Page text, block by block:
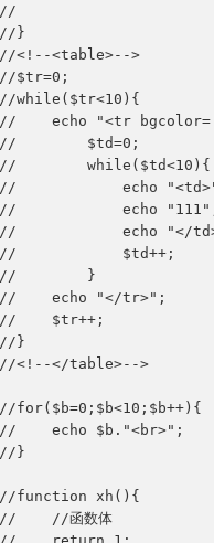
//
//}
//<!--<table>-->
//$tr=0;
//while($tr<10){
//    echo "<tr
//        $td=0;
//        while($td<10){
//            echo
//            echo
//            echo "</
//            $td++;
//        }
//    echo "</tr>";
//    $tr++;
//}
//<!--</table>-->
//for($b=0;$b<10;$b++){
//    echo $b."<br>";
//}
//function xh(){
//    //函数体